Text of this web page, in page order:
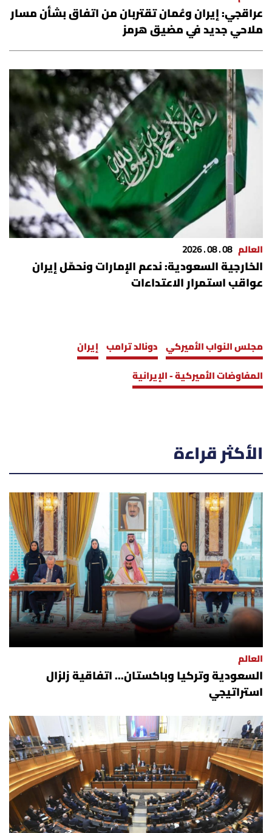
عراقجي: إيران وعُمان تقتربان من اتفاق بشأن مسار
ملاحي جديد في مضيق هرمز
العالم 08 . 08 . 2026
الخارجية السعودية: ندعم الإمارات ونحمّل إيران
عواقب استمرار الاعتداءات
مجلس النواب الأميركي دونالد ترامب إيران
المفاوضات الأميركية - الإيرانية
الأكثر قراءة
العالم
السعودية وتركيا وباكستان... اتفاقية زلزال
استراتيجي